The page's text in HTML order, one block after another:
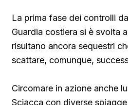
La prima fase dei controlli
Guardia costiera si è svolta
risultano ancora sequestri
scattare, comunque,
Circomare in azione anche
Sciacca con diverse